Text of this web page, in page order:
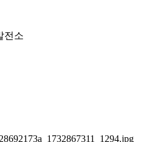
전소